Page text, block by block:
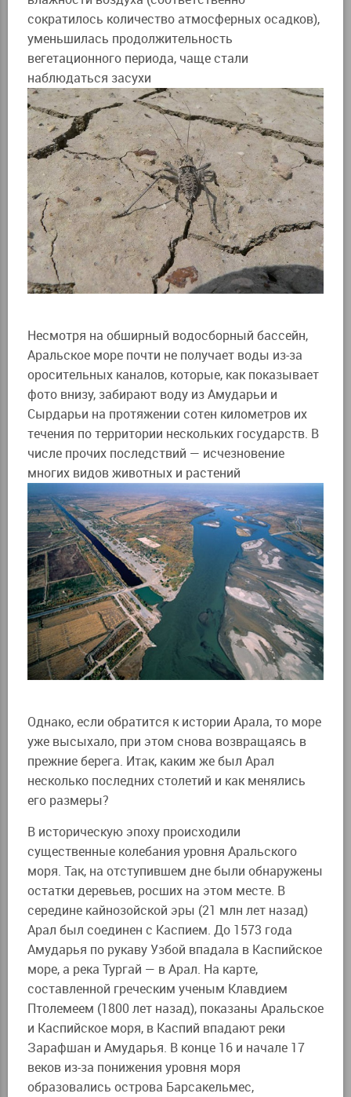
сократилось количество атмосферных осадков),
уменьшилась продолжительность
вегетационного периода, чаще стали
наблюдаться засухи
Несмотря на обширный водосборный бассейн,
Аральское море почти не получает воды из-за
оросительных каналов, которые, как показывает
фото внизу, забирают воду из Амударьи и
Сырдарьи на протяжении сотен километров их
течения по территории нескольких государств. В
числе прочих последствий — исчезновение
многих видов животных и растений
Однако, если обратится к истории Арала, то море
уже высыхало, при этом снова возвращаясь в
прежние берега. Итак, каким же был Арал
несколько последних столетий и как менялись
его размеры?
В историческую эпоху происходили
существенные колебания уровня Аральского
моря. Так, на отступившем дне были обнаружены
остатки деревьев, росших на этом месте. В
середине кайнозойской эры (21 млн лет назад)
Арал был соединен с Каспием. До 1573 года
Амударья по рукаву Узбой впадала в Каспийское
море, а река Тургай — в Арал. На карте,
составленной греческим ученым Клавдием
Птолемеем (1800 лет назад), показаны Аральское
и Каспийское моря, в Каспий впадают реки
Зарафшан и Амударья. В конце 16 и начале 17
веков из-за понижения уровня моря
образовались острова Барсакельмес,